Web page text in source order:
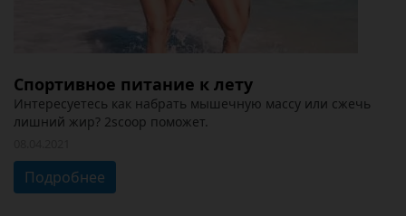
Спортивное питание к лету
Интересуетесь как набрать мышечную массу или сжечь
лишний жир? 2scoop поможет.
Подробнее